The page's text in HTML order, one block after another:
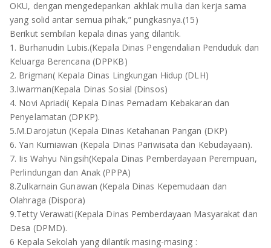
OKU, dengan mengedepankan akhlak mulia dan kerja sama
yang solid antar semua pihak,” pungkasnya.(15)
Berikut sembilan kepala dinas yang dilantik.
1. Burhanudin Lubis.(Kepala Dinas Pengendalian Penduduk dan
Keluarga Berencana (DPPKB)
2. Brigman( Kepala Dinas Lingkungan Hidup (DLH)
3.Iwarman(Kepala Dinas Sosial (Dinsos)
4. Novi Apriadi( Kepala Dinas Pemadam Kebakaran dan
Penyelamatan (DPKP).
5.M.Darojatun (Kepala Dinas Ketahanan Pangan (DKP)
6. Yan Kurniawan (Kepala Dinas Pariwisata dan Kebudayaan).
7. Iis Wahyu Ningsih(Kepala Dinas Pemberdayaan Perempuan,
Perlindungan dan Anak (PPPA)
8.Zulkarnain Gunawan (Kepala Dinas Kepemudaan dan
Olahraga (Dispora)
9.Tetty Verawati(Kepala Dinas Pemberdayaan Masyarakat dan
Desa (DPMD).
6 Kepala Sekolah yang dilantik masing-masing :